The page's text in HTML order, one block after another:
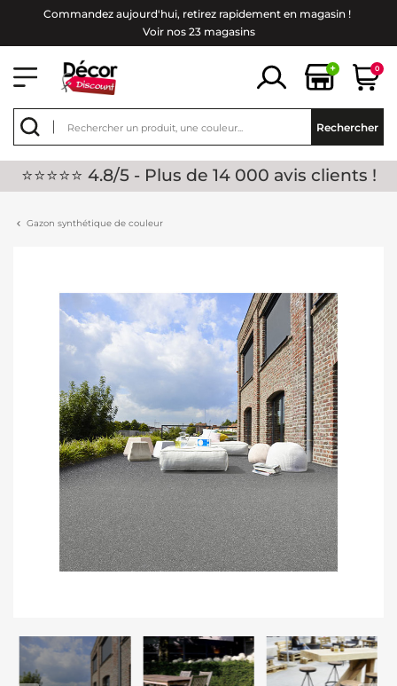
Commandez aujourd'hui, retirez rapidement en magasin !
Voir nos 23 magasins
+ 0
Rechercher
⭐⭐⭐⭐⭐ 4.8/5 - Plus de 14 000 avis clients !
Gazon synthétique de couleur